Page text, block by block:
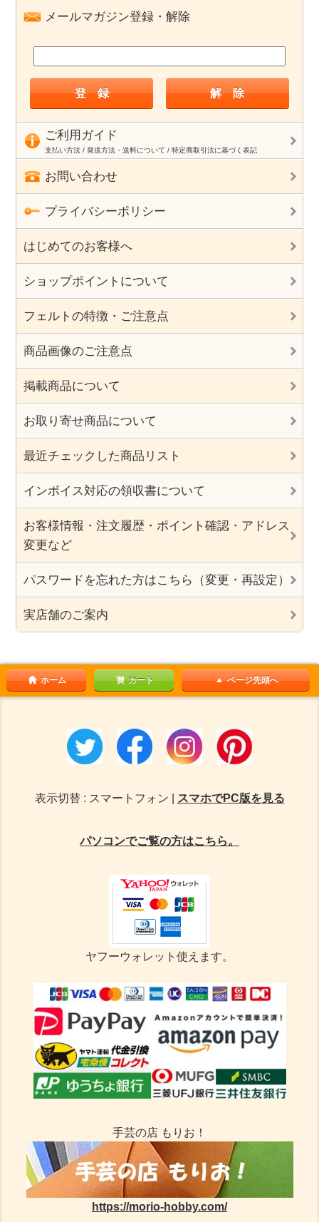
メールマガジン登録・解除
ご利用ガイド
支払い方法 / 発送方法・送料について / 特定商取引法に基づく表記
お問い合わせ
プライバシーポリシー
はじめてのお客様へ
ショップポイントについて
フェルトの特徴・ご注意点
商品画像のご注意点
掲載商品について
お取り寄せ商品について
最近チェックした商品リスト
インボイス対応の領収書について
お客様情報・注文履歴・ポイント確認・アドレス
変更など
パスワードを忘れた方はこちら（変更・再設定）
実店舗のご案内
ホーム カート ページ先頭へ
表示切替 : スマートフォン | スマホでPC版を見る
パソコンでご覧の方はこちら。
ヤフーウォレット使えます。
手芸の店 もりお！
https://morio-hobby.com/